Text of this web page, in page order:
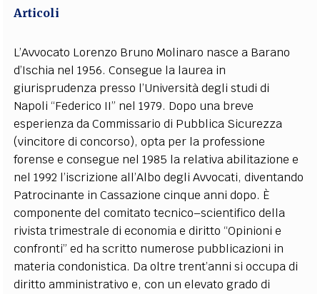
FILODIRITTO
EXTRA
CODICI RUBRICHE LIBRI PROCEEDINGS PUBBLICITÀ
SOCIAL MEDIA
Articoli
L’Avvocato Lorenzo Bruno Molinaro nasce a Barano
d’Ischia nel 1956. Consegue la laurea in
giurisprudenza presso l’Università degli studi di
Napoli “Federico II” nel 1979. Dopo una breve
esperienza da Commissario di Pubblica Sicurezza
(vincitore di concorso), opta per la professione
forense e consegue nel 1985 la relativa abilitazione e
nel 1992 l’iscrizione all’Albo degli Avvocati, diventando
Patrocinante in Cassazione cinque anni dopo. È
componente del comitato tecnico–scientifico della
rivista trimestrale di economia e diritto “Opinioni e
confronti” ed ha scritto numerose pubblicazioni in
materia condonistica. Da oltre trent’anni si occupa di
diritto amministrativo e, con un elevato grado di